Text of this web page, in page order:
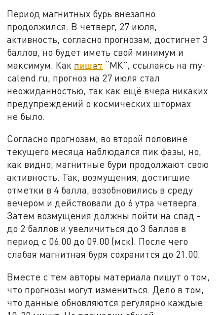
Период магнитных бурь внезапно
продолжился. В четверг, 27 июля,
активность, согласно прогнозам, достигнет 3
баллов, но будет иметь свой минимум и
максимум. Как пишет “МК”, ссылаясь на my-
calend.ru, прогноз на 27 июля стал
неожиданностью, так как ещё вчера никаких
предупреждений о космических штормах
не было.
Согласно прогнозам, во второй половине
текущего месяца наблюдался пик фазы, но,
как видно, магнитные бури продолжают свою
активность. Так, возмущения, достигшие
отметки в 4 балла, возобновились в среду
вечером и действовали до 6 утра четверга.
Затем возмущения должны пойти на спад -
до 2 баллов и увеличиться до 3 баллов в
период с 06.00 до 09.00 (мск). После чего
слабая магнитная буря сохранится до 21.00.
Вместе с тем авторы материала пишут о том,
что прогнозы могут измениться. Дело в том,
что данные обновляются регулярно каждые